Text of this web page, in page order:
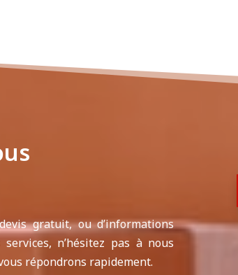
gratuit, ou d’informations
n’hésitez pas à nous
répondrons rapidement.